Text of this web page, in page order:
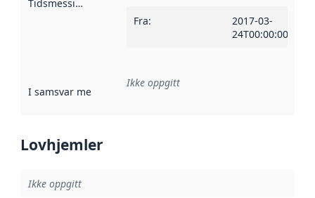
Tidsmessig avgrensning
Fra:
2017-03-
24T00:00:00Z
I samsvar med Referanse til en implementasjonsregel
Ikke oppgitt
Lovhjemler
Ikke oppgitt